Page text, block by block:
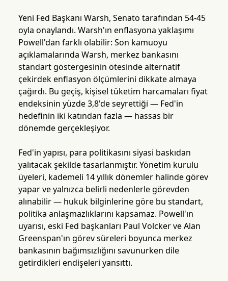
Yeni Fed Başkanı Warsh, Senato tarafından 54-45
oyla onaylandı. Warsh'ın enflasyona yaklaşımı
Powell'dan farklı olabilir: Son kamuoyu
açıklamalarında Warsh, merkez bankasını
standart göstergesinin ötesinde alternatif
çekirdek enflasyon ölçümlerini dikkate almaya
çağırdı. Bu geçiş, kişisel tüketim harcamaları fiyat
endeksinin yüzde 3,8'de seyrettiği — Fed'in
hedefinin iki katından fazla — hassas bir
dönemde gerçekleşiyor.
Fed'in yapısı, para politikasını siyasi baskıdan
yalıtacak şekilde tasarlanmıştır. Yönetim kurulu
üyeleri, kademeli 14 yıllık dönemler halinde görev
yapar ve yalnızca belirli nedenlerle görevden
alınabilir — hukuk bilginlerine göre bu standart,
politika anlaşmazlıklarını kapsamaz. Powell'ın
uyarısı, eski Fed başkanları Paul Volcker ve Alan
Greenspan'ın görev süreleri boyunca merkez
bankasının bağımsızlığını savunurken dile
getirdikleri endişeleri yansıttı.